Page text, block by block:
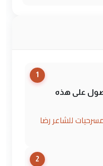
1
على هذه
للشاعر رضا
2